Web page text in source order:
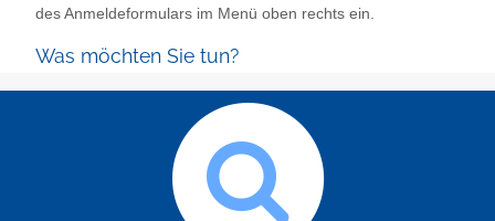
des Anmeldeformulars im Menü oben rechts ein.
Was möchten Sie tun?